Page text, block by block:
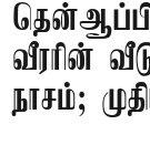
வீரரின்
நாசம்;